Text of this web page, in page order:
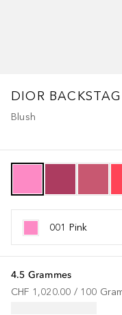
DIOR
Blush
001 Pink
4.5 Grammes
CHF 1,020.00 / 100